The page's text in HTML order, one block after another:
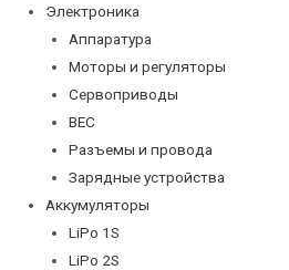
Электроника
Аппаратура
Моторы и регуляторы
Сервоприводы
BEC
Разъемы и провода
Зарядные устройства
Аккумуляторы
LiPo 1S
LiPo 2S